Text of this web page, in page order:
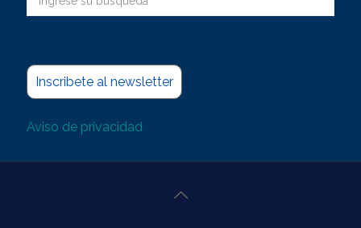
Inscribete al newsletter
Aviso de privacidad